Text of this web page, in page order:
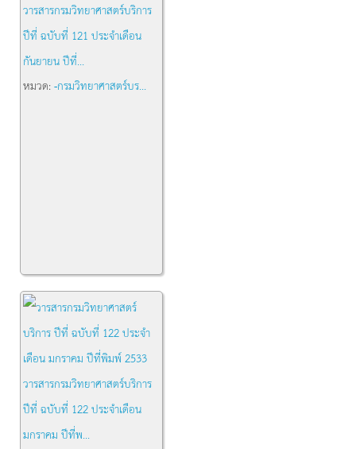
วารสารกรมวิทยาศาสตร์บริการ
ปีที่ ฉบับที่ 121 ประจำเดือน
กันยายน ปีที่...
หมวด:-กรมวิทยาศาสตร์บร...
วารสารกรมวิทยาศาสตร์บริการ
ปีที่ ฉบับที่ 122 ประจำเดือน
มกราคม ปีที่พ...